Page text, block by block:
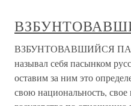
ВЗБУНТОВАВШИЙСЯ
называл себя пасынком
оставим за ним это
свою национальность,